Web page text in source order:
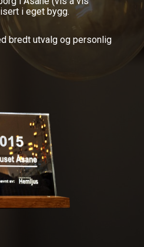
i eget bygg.
bredt utvalg og personlig